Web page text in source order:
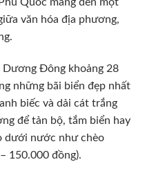
văn hóa địa phương,
Đông khoảng 28
những bãi biển đẹp nhất
biếc và dải cát trắng
để tản bộ, tắm biển hay
dưới nước như chèo
150.000 đồng).